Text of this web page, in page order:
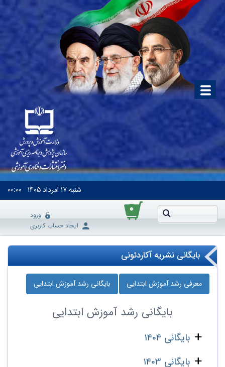
شنبه۱۷ اَمرداد ۱۴۰۵ ۰۰:۰۰
۰
ورود
ایجاد حساب کاربری
بایگانی نشریه آکاردئونی
معرفی رشد آموزش ابتدایی بایگانی رشد آموزش ابتدایی
بایگانی رشد آموزش ابتدایی
بایگانی 1404
بایگانی 1403